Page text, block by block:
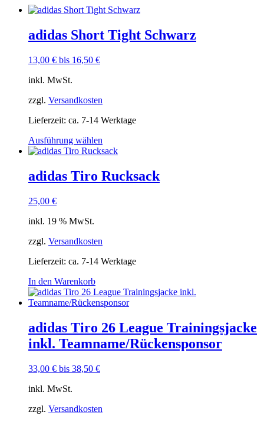
adidas Short Tight Schwarz
13,00 € bis 16,50 €
inkl. MwSt.
zzgl. Versandkosten
Lieferzeit: ca. 7-14 Werktage
Ausführung wählen
Produkt
mehrere
Varianten
der
Produktseite
gewählt
adidas Tiro Rucksack
25,00 €
inkl. 19 % MwSt.
zzgl. Versandkosten
Lieferzeit: ca. 7-14 Werktage
In den Warenkorb
adidas Tiro 26 League Trainingsjacke
inkl. Teamname/Rückensponsor
33,00 € bis 38,50 €
inkl. MwSt.
zzgl. Versandkosten